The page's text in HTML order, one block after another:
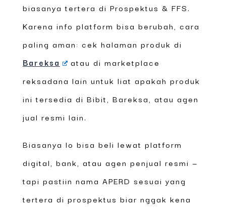
biasanya tertera di Prospektus & FFS.
Karena info platform bisa berubah, cara
paling aman: cek halaman produk di
Bareksa
atau di marketplace
reksadana lain untuk liat apakah produk
ini tersedia di Bibit, Bareksa, atau agen
jual resmi lain.
Biasanya lo bisa beli lewat platform
digital, bank, atau agen penjual resmi —
tapi pastiin nama APERD sesuai yang
tertera di prospektus biar nggak kena